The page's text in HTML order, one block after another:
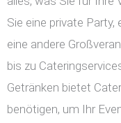
Sie eine private
eine andere
bis zu
Getränken bietet
benötigen, um Ihr